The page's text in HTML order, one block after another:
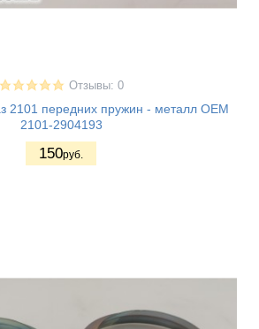
Отзывы: 0
2101 передних пружин - металл OEM
2101-2904193
150руб.